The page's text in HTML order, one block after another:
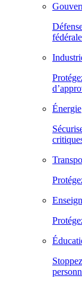
Énergie